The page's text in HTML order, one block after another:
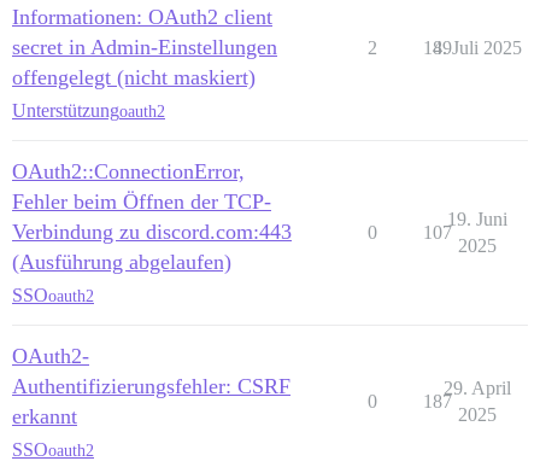
Informationen: OAuth2 client
secret in Admin-Einstellungen
offengelegt (nicht maskiert)
Unterstützungoauth2
2 149
8. Juli 2025
OAuth2::ConnectionError,
Fehler beim Öffnen der TCP-
Verbindung zu discord.com:443
(Ausführung abgelaufen)
SSOoauth2
0 107
19. Juni
2025
OAuth2-
Authentifizierungsfehler: CSRF
erkannt
SSOoauth2
0 187
29. April
2025